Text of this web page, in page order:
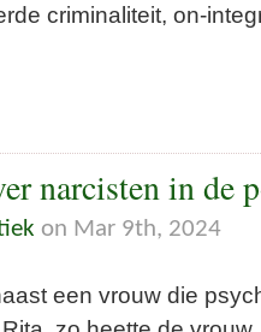
criminaliteit, on-
narcisten in de
on Mar 9th, 2024
een vrouw die